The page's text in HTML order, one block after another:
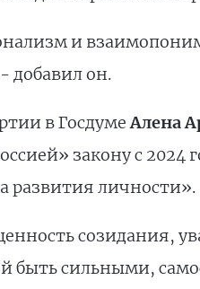
и
добавил он.
в ГосдумеАлена
закону с 2024
развития личности».
созидания,
быть сильными,